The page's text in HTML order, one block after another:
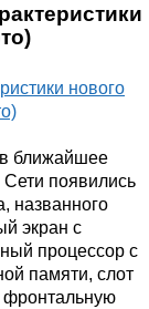
ближайшее
появились
названного
экран с
процессор с
памяти, слот